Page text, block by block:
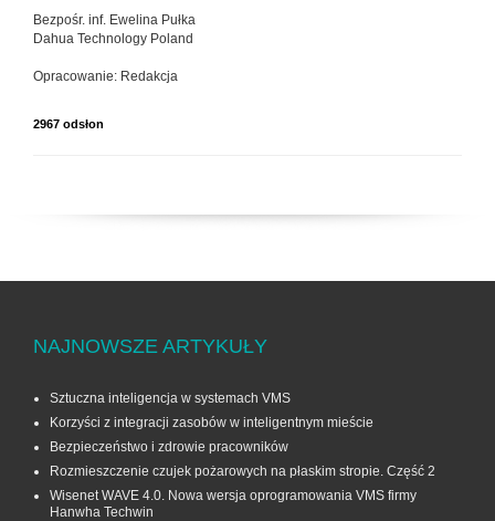
Bezpośr. inf. Ewelina Pułka
Dahua Technology Poland
Opracowanie: Redakcja
2967 odsłon
NAJNOWSZE ARTYKUŁY
Sztuczna inteligencja w systemach VMS
Korzyści z integracji zasobów w inteligentnym mieście
Bezpieczeństwo i zdrowie pracowników
Rozmieszczenie czujek pożarowych na płaskim stropie. Część 2
Wisenet WAVE 4.0. Nowa wersja oprogramowania VMS firmy
Hanwha Techwin